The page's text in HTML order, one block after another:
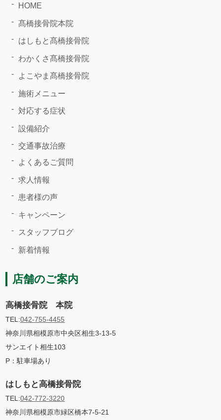
HOME
髙橋接骨院本院
はしもと髙橋接骨院
わかくさ髙橋接骨院
よこやま髙橋接骨院
施術メニュー
対応する症状
設備紹介
交通事故治療
よくあるご質問
求人情報
患者様の声
キャンペーン
スタッフブログ
新着情報
店舗のご案内
高橋接骨院 本院
TEL:042-755-4455
神奈川県相模原市中央区相生3-13-5
サンエイト相生103
P：駐車場あり
はしもと高橋接骨院
TEL:042-772-3220
神奈川県相模原市緑区橋本7-5-21